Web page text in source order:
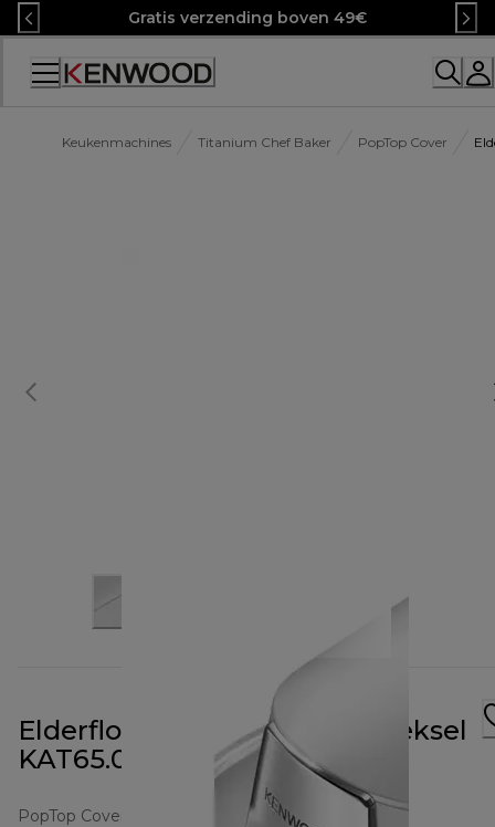
Skip
to
Content
Gratis verzending boven 49€
Keukenmachines Titanium Chef Baker PopTop Cover
Elderflower White PopTop deksel
KAT65.000WH
PopTop Cover